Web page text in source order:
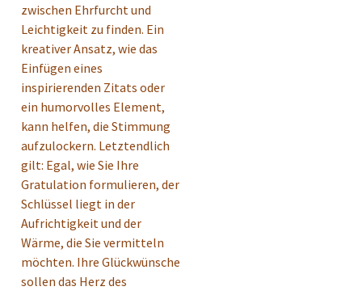
zwischen Ehrfurcht und
Leichtigkeit zu finden. Ein
kreativer Ansatz, wie das
Einfügen eines
inspirierenden Zitats oder
ein humorvolles Element,
kann helfen, die Stimmung
aufzulockern. Letztendlich
gilt: Egal, wie Sie Ihre
Gratulation formulieren, der
Schlüssel liegt in der
Aufrichtigkeit und der
Wärme, die Sie vermitteln
möchten. Ihre Glückwünsche
sollen das Herz des